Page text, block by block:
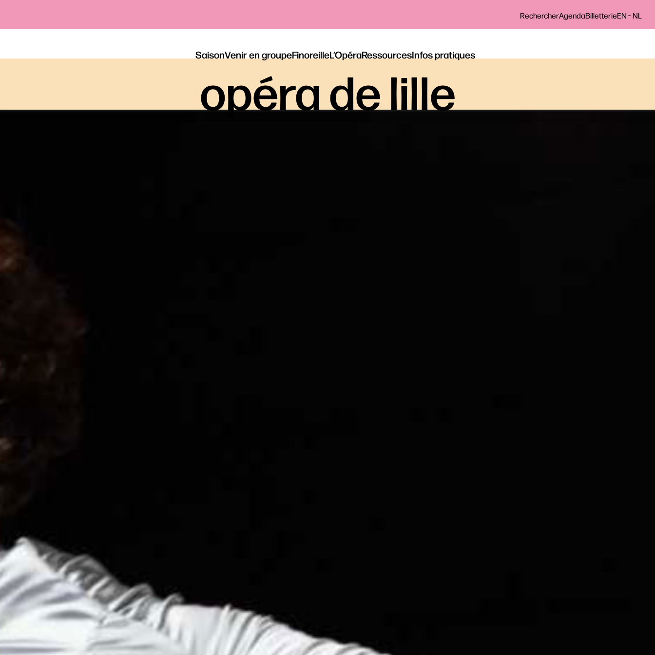
RechercherAgendaBilletterieEN-NL
SaisonVenir en groupeFinoreilleL’OpéraRessourcesInfos pratiques
opéra de lille